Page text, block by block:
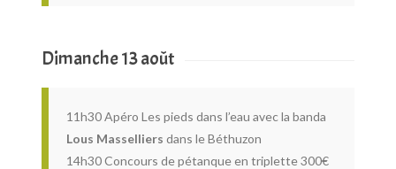
Dimanche 13 août
11h30 Apéro Les pieds dans l’eau avec la banda
Lous Masselliers dans le Béthuzon
14h30 Concours de pétanque en triplette 300€